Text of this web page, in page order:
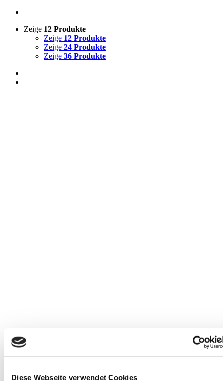
Diese Webseite verwendet Cookies
Zeige 12 Produkte
Zeige 12 Produkte
Zeige 24 Produkte
Zeige 36 Produkte
In den Warenkorb / Details
Geschenkkarte für Freunde, Kollegen und